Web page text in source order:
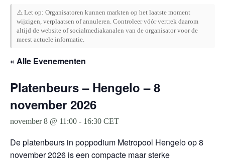
⚠️ Let op: Organisatoren kunnen markten op het laatste moment
wijzigen, verplaatsen of annuleren. Controleer vóór vertrek daarom
altijd de website of socialmediakanalen van de organisator voor de
meest actuele informatie.
« Alle Evenementen
Platenbeurs – Hengelo – 8
november 2026
november 8 @ 11:00 - 16:30 CET
De platenbeurs in poppodium Metropool Hengelo op 8
november 2026 is een compacte maar sterke